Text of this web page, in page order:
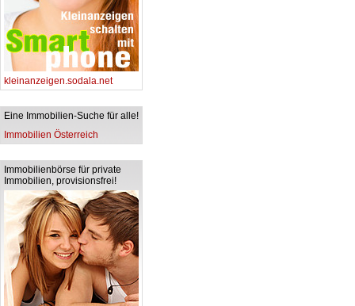
kleinanzeigen.sodala.net
Eine Immobilien-Suche für alle!
Immobilien Österreich
Immobilienbörse für private
Immobilien, provisionsfrei!